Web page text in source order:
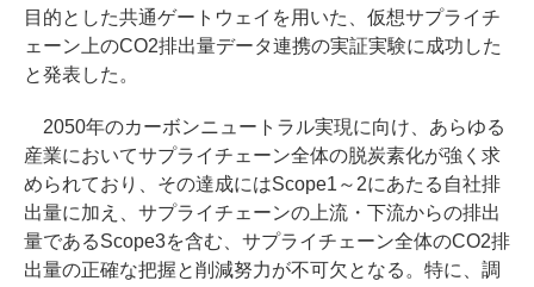
目的とした共通ゲートウェイを用いた、仮想サプライチ
ェーン上のCO2排出量データ連携の実証実験に成功した
と発表した。
2050年のカーボンニュートラル実現に向け、あらゆる
産業においてサプライチェーン全体の脱炭素化が強く求
められており、その達成にはScope1～2にあたる自社排
出量に加え、サプライチェーンの上流・下流からの排出
量であるScope3を含む、サプライチェーン全体のCO2排
出量の正確な把握と削減努力が不可欠となる。特に、調